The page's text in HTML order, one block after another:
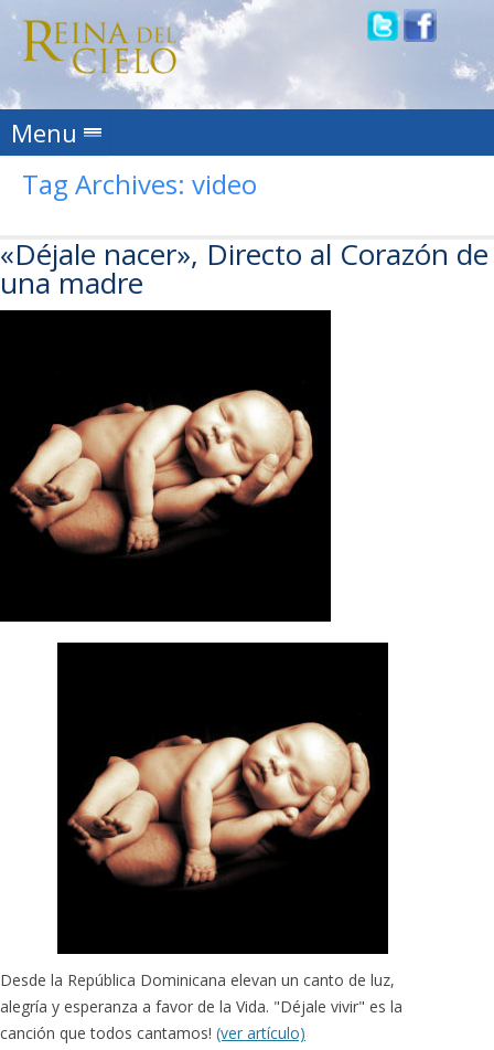
Menu Skip to content
Tag Archives: video
«Déjale nacer», Directo al Corazón de
una madre
Desde la República Dominicana elevan un canto de luz,
alegría y esperanza a favor de la Vida. "Déjale vivir" es la
canción que todos cantamos! (ver artículo)